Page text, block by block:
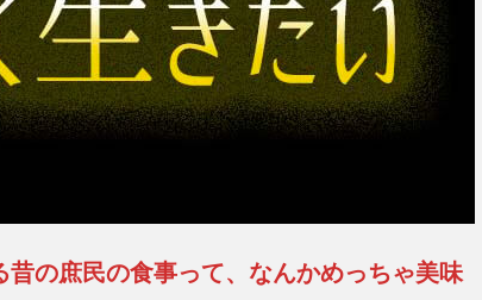
の庶民の食事って、なんかめっちゃ美味